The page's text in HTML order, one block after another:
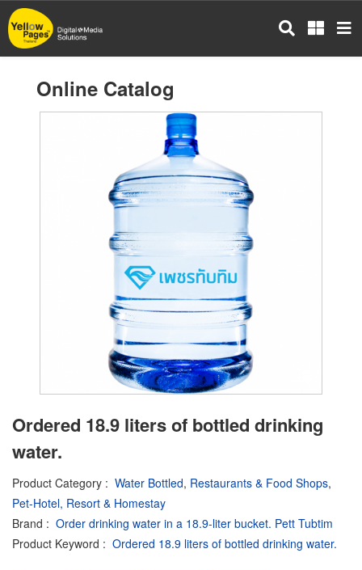
Skip
to
main
Online Catalog
Ordered 18.9 liters of bottled drinking
water.
Product Category : Water Bottled, Restaurants & Food Shops,
Pet-Hotel, Resort & Homestay
Brand : Order drinking water in a 18.9-liter bucket. Pett Tubtim
Product Keyword : Ordered 18.9 liters of bottled drinking water.